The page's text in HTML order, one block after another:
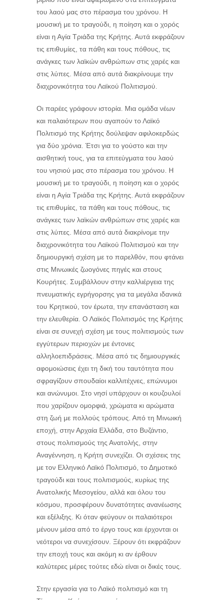
του λαού μας στο πέρασμα του χρόνου. Η
μουσική με το τραγούδι, η ποίηση και ο χορός
είναι η Αγία Τριάδα της Κρήτης. Αυτά εκφράζουν
τις επιθυμίες, τα πάθη και τους πόθους, τις
ανάγκες των λαϊκών ανθρώπων στις χαρές και
στις λύπες. Μέσα από αυτά διακρίνουμε την
διαχρονικότητα του Λαϊκού Πολιτισμού.
Οι παρέες γράφουν ιστορία. Μια ομάδα νέων
και παλαιότερων που αγαπούν το Λαϊκό
Πολιτισμό της Κρήτης δούλεψαν αφιλοκερδώς
για δύο χρόνια. Έτσι για το γούστο και την
αισθητική τους, για τα επιτεύγματα του λαού
του νησιού μας στο πέρασμα του χρόνου. Η
μουσική με το τραγούδι, η ποίηση και ο χορός
είναι η Αγία Τριάδα της Κρήτης. Αυτά εκφράζουν
τις επιθυμίες, τα πάθη και τους πόθους, τις
ανάγκες των λαϊκών ανθρώπων στις χαρές και
στις λύπες. Μέσα από αυτά διακρίνομε την
διαχρονικότητα του Λαϊκού Πολιτισμού και την
δημιουργική σχέση με το παρελθόν, που φτάνει
στις Μινωικές ζωογόνες πηγές και στους
Κουρήτες. Συμβάλλουν στην καλλιέργεια της
πνευματικής εγρήγορσης για τα μεγάλα ιδανικά
του Κρητικού, τον έρωτα, την επανάσταση και
την ελευθερία. Ο Λαϊκός Πολιτισμός της Κρήτης
είναι σε συνεχή σχέση με τους πολιτισμούς των
εγγύτερων περιοχών με έντονες
αλληλοεπιδράσεις. Μέσα από τις δημιουργικές
αφομοιώσεις έχει τη δική του ταυτότητα που
σφραγίζουν σπουδαίοι καλλιτέχνες, επώνυμοι
και ανώνυμοι. Στο νησί υπάρχουν οι κουζουλοί
που χαρίζουν ομορφιά, χρώματα κι αρώματα
στη ζωή με πολλούς τρόπους. Από τη Μινωική
εποχή, στην Αρχαία Ελλάδα, στο Βυζάντιο,
στους πολιτισμούς της Ανατολής, στην
Αναγέννηση, η Κρήτη συνεχίζει. Οι σχέσεις της
με τον Ελληνικό Λαϊκό Πολιτισμό, το Δημοτικό
τραγούδι και τους πολιτισμούς, κυρίως της
Ανατολικής Μεσογείου, αλλά και όλου του
κόσμου, προσφέρουν δυνατότητες ανανέωσης
και εξέλιξης. Κι όταν φεύγουν οι παλαιότεροι
μένουν μέσα από το έργο τους και έρχονται οι
νεότεροι να συνεχίσουν. Ξέρουν ότι εκφράζουν
την εποχή τους και ακόμη κι αν έρθουν
καλύτερες μέρες τούτες εδώ είναι οι δικές τους.
Στην εργασία για το Λαϊκό πολιτισμό και τη